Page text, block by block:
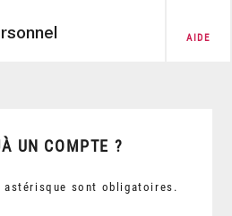
AIDE
UN COMPTE ?
astérisque sont obligatoires.